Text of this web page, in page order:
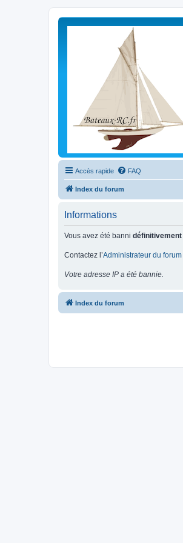
Accès rapide FAQ
Index du forum
Informations
Vous avez été banni définitivement
Contactez l’Administrateur du forum
Votre adresse IP a été bannie.
Index du forum